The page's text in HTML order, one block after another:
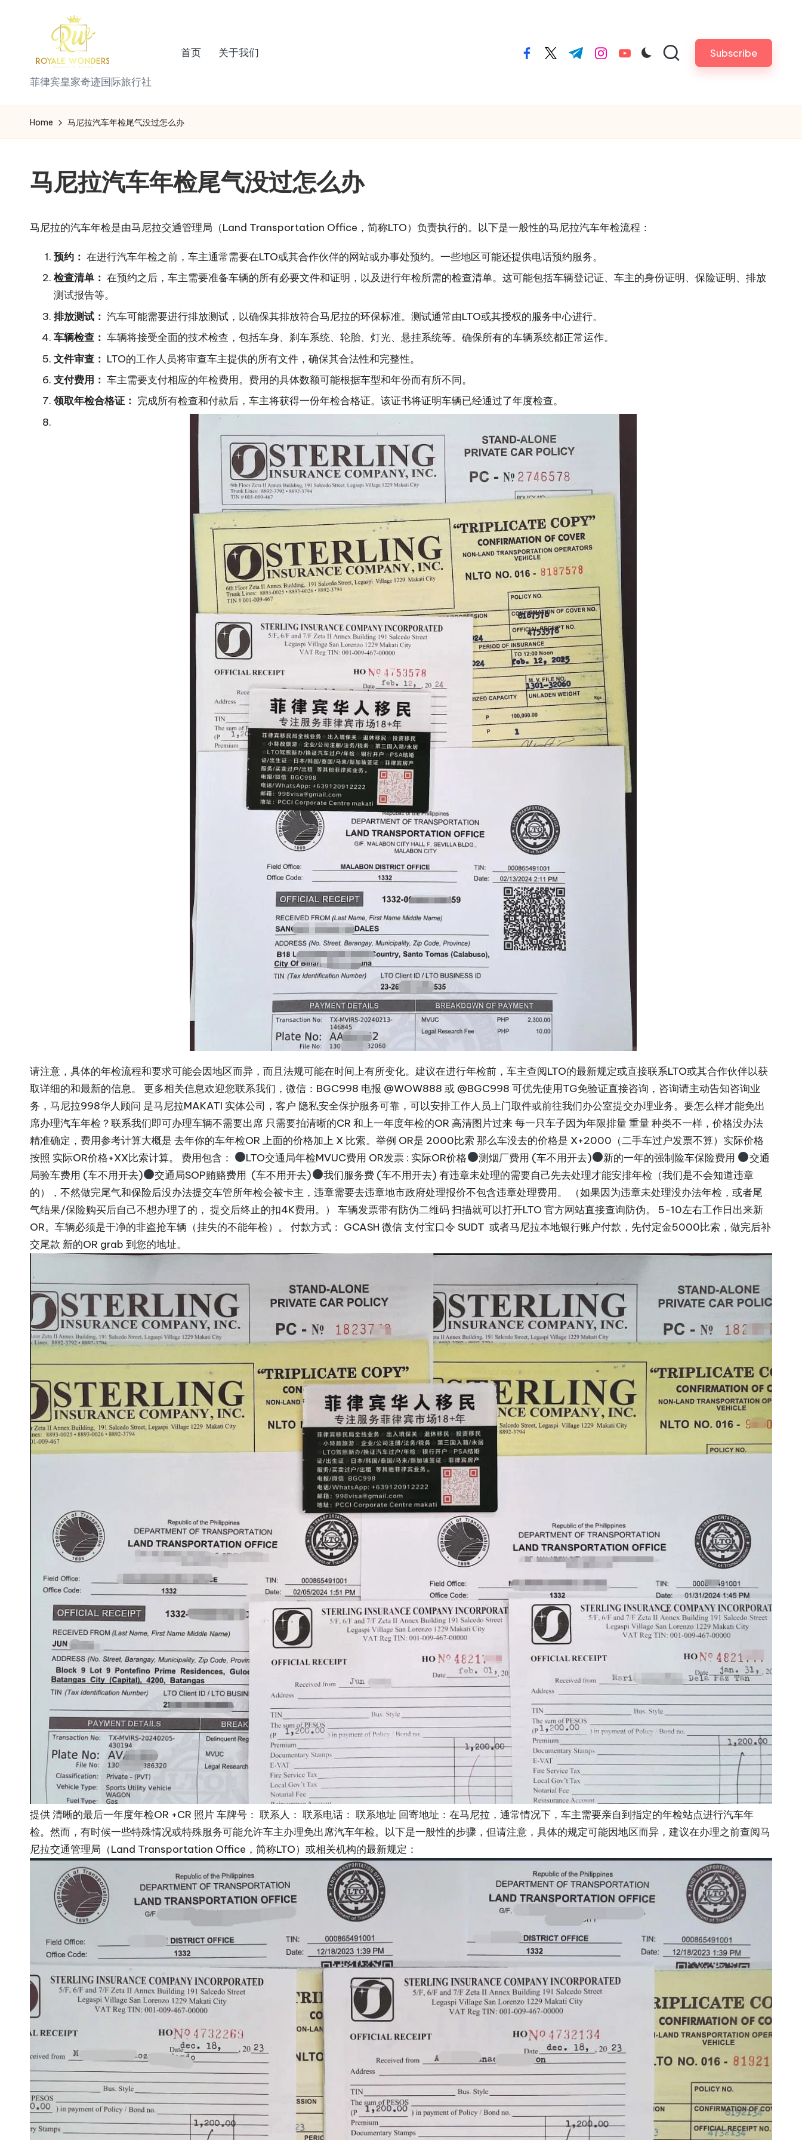
content
菲
律
宾
家
奇
迹
国
旅
行
社
菲律宾皇家奇迹国际旅行社
首页 关于我们 facebook.com
twitter.com
t.me instagram.com
youtube.com Subscribe
Home 马尼拉汽车年检尾气没过怎么办
马尼拉汽车年检尾气没过怎么办
马尼拉的汽车年检是由马尼拉交通管理局（Land Transportation Office，简称LTO）负责执行的。以下是一般性的马尼拉汽车年检流程：
预约： 在进行汽车年检之前，车主通常需要在LTO或其合作伙伴的网站或办事处预约。一些地区可能还提供电话预约服务。
检查清单： 在预约之后，车主需要准备车辆的所有必要文件和证明，以及进行年检所需的检查清单。这可能包括车辆登记证、车主的身份证明、保险证明、排放
测试报告等。
排放测试： 汽车可能需要进行排放测试，以确保其排放符合马尼拉的环保标准。测试通常由LTO或其授权的服务中心进行。
车辆检查： 车辆将接受全面的技术检查，包括车身、刹车系统、轮胎、灯光、悬挂系统等。确保所有的车辆系统都正常运作。
文件审查： LTO的工作人员将审查车主提供的所有文件，确保其合法性和完整性。
支付费用： 车主需要支付相应的年检费用。费用的具体数额可能根据车型和年份而有所不同。
领取年检合格证： 完成所有检查和付款后，车主将获得一份年检合格证。该证书将证明车辆已经通过了年度检查。
请注意，具体的年检流程和要求可能会因地区而异，而且法规可能在时间上有所变化。建议在进行年检前，车主查阅LTO的最新规定或直接联系LTO或其合作伙伴以获
取详细的和最新的信息。 更多相关信息欢迎您联系我们，微信：BGC998 电报 @WOW888 或 @BGC998 可优先使用TG免验证直接咨询，咨询请主动告知咨询业
务，马尼拉998华人顾问 是马尼拉MAKATI 实体公司，客户 隐私安全保护服务可靠，可以安排工作人员上门取件或前往我们办公室提交办理业务。要怎么样才能免出
席办理汽车年检？联系我们即可办理车辆不需要出席 只需要拍清晰的CR 和上一年度年检的OR 高清图片过来 每一只车子因为年限排量 重量 种类不一样，价格没办法
精准确定，费用参考计算大概是 去年你的车年检OR 上面的价格加上 X 比索。举例 OR是 2000比索 那么车没去的价格是 X+2000（二手车过户发票不算）实际价格
按照 实际OR价格+XX比索计算。 费用包含：
LTO交通局年检MVUC费用 OR发票 : 实际OR价格 测烟厂费用 (车不用开去) 新的一年的强制险车保险费用
交通
局验车费用 (车不用开去)
交通局SOP贿赂费用 (车不用开去)
我们服务费 (车不用开去) 有违章未处理的需要自己先去处理才能安排年检（我们是不会知道违章
的），不然做完尾气和保险后没办法提交车管所年检会被卡主，违章需要去违章地市政府处理报价不包含违章处理费用。 （如果因为违章未处理没办法年检，或者尾
气结果/保险购买后自己不想办理了的， 提交后终止的扣4K费用。） 车辆发票带有防伪二维码 扫描就可以打开LTO 官方网站直接查询防伪。 5-10左右工作日出来新
OR。车辆必须是干净的非盗抢车辆（挂失的不能年检）。 付款方式： GCASH 微信 支付宝口令 SUDT 或者马尼拉本地银行账户付款，先付定金5000比索，做完后补
交尾款 新的OR grab 到您的地址。
提供 清晰的最后一年度年检OR +CR 照片 车牌号： 联系人： 联系电话： 联系地址 回寄地址：在马尼拉，通常情况下，车主需要亲自到指定的年检站点进行汽车年
检。然而，有时候一些特殊情况或特殊服务可能允许车主办理免出席汽车年检。以下是一般性的步骤，但请注意，具体的规定可能因地区而异，建议在办理之前查阅马
尼拉交通管理局（Land Transportation Office，简称LTO）或相关机构的最新规定：